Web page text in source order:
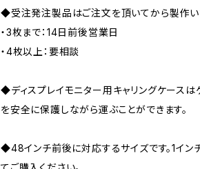
◆受注発注製品はご注文を頂いてから製作い
・3枚まで：14日前後営業日
・4枚以上：要相談
◆ディスプレイモニター用キャリングケース
を安全に保護しながら運ぶことができます。
◆48インチ前後に対応するサイズです。1イン